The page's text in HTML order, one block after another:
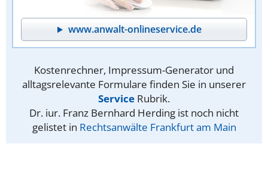
www.anwalt-onlineservice.de
Kostenrechner, Impressum-Generator und
alltagsrelevante Formulare finden Sie in unserer
Service Rubrik.
Dr. iur. Franz Bernhard Herding ist noch nicht
gelistet in Rechtsanwälte Frankfurt am Main